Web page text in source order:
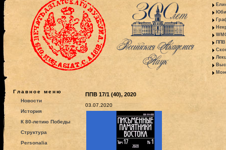
ППВ
Главное меню
Новости
История
К 80-летию Победы
Структура
Personalia
ППВ 17/1 (40), 2020
03.07.2020